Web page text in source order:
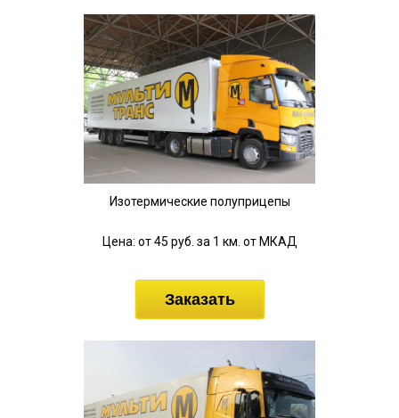
Изотермические полуприцепы
Цена: от 45 руб. за 1 км. от МКАД
Заказать